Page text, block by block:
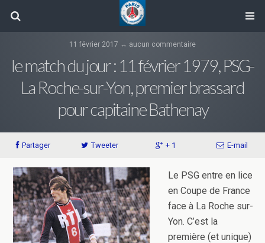
11 février 2017 ↔ aucun commentaire
le match du jour : 11 février 1979, PSG-
La Roche-sur-Yon, premier brassard
pour capitaine Bathenay
Partager Tweeter + 1 E-mail
Le PSG entre en lice
en Coupe de France
face à La Roche sur-
Yon. C’est la
première (et unique)